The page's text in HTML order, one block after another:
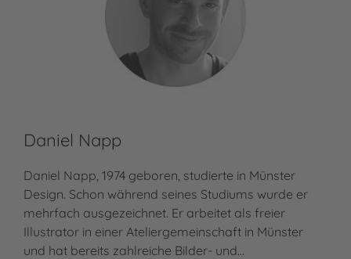
Daniel Napp
Daniel Napp, 1974 geboren, studierte in Münster
Design. Schon während seines Studiums wurde er
mehrfach ausgezeichnet. Er arbeitet als freier
Illustrator in einer Ateliergemeinschaft in Münster
und hat bereits zahlreiche Bilder- und…